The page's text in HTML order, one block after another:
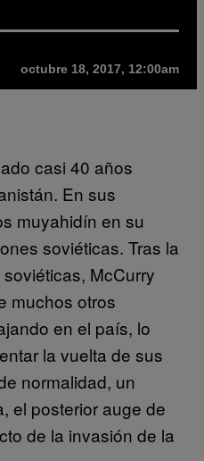
octubre 18, 2017, 12:00am
casi 40 años
En sus
muyahidín en su
soviéticas. Tras la
McCurry
muchos otros
en el país, lo
la vuelta de sus
normalidad, un
el posterior auge de
de la invasión de la